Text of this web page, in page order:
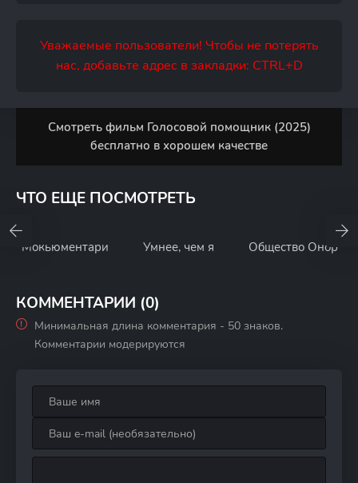
Уважаемые пользователи! Чтобы не потерять
нас, добавьте адрес в закладки: CTRL+D
Смотреть фильм Голосовой помощник (2025)
бесплатно в хорошем качестве
ЧТО ЕЩЕ ПОСМОТРЕТЬ
Мокьюментари Умнее, чем я Общество Онор
КОММЕНТАРИИ (0)
Минимальная длина комментария - 50 знаков.
Комментарии модерируются